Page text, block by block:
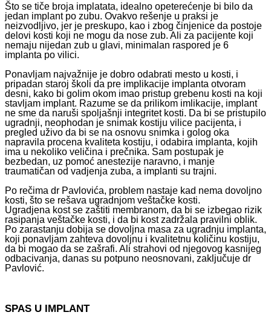
Što se tiče broja implatata, idealno opeterećenje bi bilo da
jedan implant po zubu. Ovakvo rešenje u praksi je
neizvodljivo, jer je preskupo, kao i zbog činjenice da postoje
delovi kosti koji ne mogu da nose zub. Ali za pacijente koji
nemaju nijedan zub u glavi, minimalan raspored je 6
implanta po vilici.
Ponavljam najvažnije je dobro odabrati mesto u kosti, i
pripadan staroj školi da pre implikacije implanta otvoram
desni, kako bi golim okom imao pristup grebenu kosti na koji
stavljam implant. Razume se da prilikom imlikacije, implant
ne sme da naruši spoljašnji integritet kosti. Da bi se pristupilo
ugradnji, neophodan je snimak kostiju vilice pacijenta, i
pregled uživo da bi se na osnovu snimka i golog oka
napravila procena kvaliteta kostiju, i odabira implanta, kojih
ima u nekoliko veličina i prečnika. Sam postupak je
bezbedan, uz pomoć anestezije naravno, i manje
traumatičan od vadjenja zuba, a implanti su trajni.
Po rečima dr Pavlovića, problem nastaje kad nema dovoljno
kosti, što se rešava ugradnjom veštačke kosti.
Ugradjena kost se zaštiti membranom, da bi se izbegao rizik
rasipanja veštačke kosti, i da bi kost zadržala pravilni oblik.
Po zarastanju dobija se dovoljna masa za ugradnju implanta,
koji ponavljam zahteva dovoljnu i kvalitetnu količinu kostiju,
da bi mogao da se zašrafi. Ali strahovi od njegovog kasnijeg
odbacivanja, danas su potpuno neosnovani, zaključuje dr
Pavlović.
SPAS U IMPLANT